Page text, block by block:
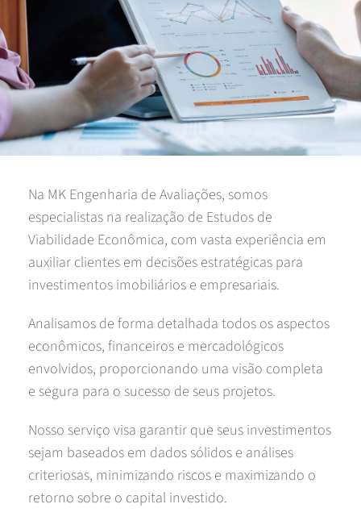
Na MK Engenharia de Avaliações, somos
especialistas na realização de Estudos de
Viabilidade Econômica, com vasta experiência em
auxiliar clientes em decisões estratégicas para
investimentos imobiliários e empresariais.
Analisamos de forma detalhada todos os aspectos
econômicos, financeiros e mercadológicos
envolvidos, proporcionando uma visão completa
e segura para o sucesso de seus projetos.
Nosso serviço visa garantir que seus investimentos
sejam baseados em dados sólidos e análises
criteriosas, minimizando riscos e maximizando o
retorno sobre o capital investido.